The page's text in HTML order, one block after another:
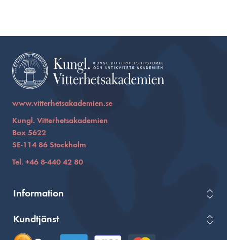
www.vitterhetsakademien.se
Kungl. Vitterhetsakademien
Box 5622
SE-114 86 Stockholm
Tel. +46 8-440 42 80
Information
Kundtjänst